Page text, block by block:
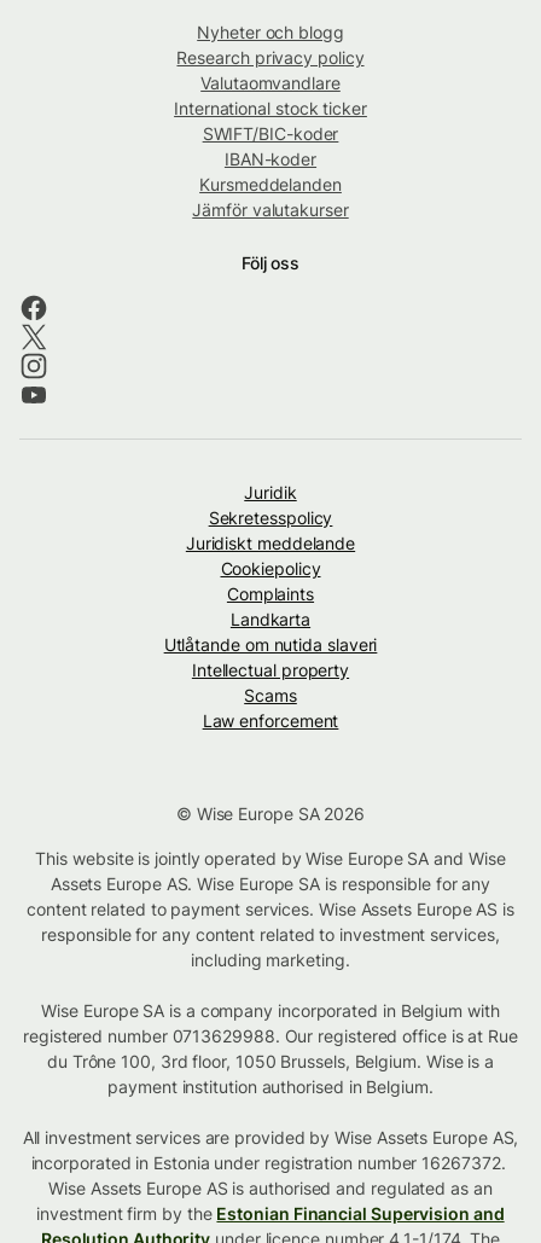
Nyheter och blogg
Research privacy policy
Valutaomvandlare
International stock ticker
SWIFT/BIC-koder
IBAN-koder
Kursmeddelanden
Jämför valutakurser
Följ oss
Juridik
Sekretesspolicy
Juridiskt meddelande
Cookiepolicy
Complaints
Landkarta
Utlåtande om nutida slaveri
Intellectual property
Scams
Law enforcement
© Wise Europe SA 2026
This website is jointly operated by Wise Europe SA and Wise
Assets Europe AS. Wise Europe SA is responsible for any
content related to payment services. Wise Assets Europe AS is
responsible for any content related to investment services,
including marketing.
Wise Europe SA is a company incorporated in Belgium with
registered number 0713629988. Our registered office is at Rue
du Trône 100, 3rd floor, 1050 Brussels, Belgium. Wise is a
payment institution authorised in Belgium.
All investment services are provided by Wise Assets Europe AS,
incorporated in Estonia under registration number 16267372.
Wise Assets Europe AS is authorised and regulated as an
investment firm by the Estonian Financial Supervision and
Resolution Authority under licence number 4.1-1/174. The